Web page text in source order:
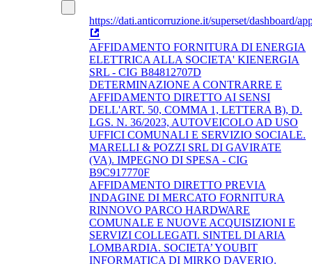
https://dati.anticorruzione.it/superset/dashboard/
AFFIDAMENTO FORNITURA DI ENERGIA
ELETTRICA ALLA SOCIETA' KIENERGIA
SRL - CIG B84812707D
DETERMINAZIONE A CONTRARRE E
AFFIDAMENTO DIRETTO AI SENSI
DELL'ART. 50, COMMA 1, LETTERA B), D.
LGS. N. 36/2023, AUTOVEICOLO AD USO
UFFICI COMUNALI E SERVIZIO SOCIALE.
MARELLI & POZZI SRL DI GAVIRATE
(VA). IMPEGNO DI SPESA - CIG
B9C917770F
AFFIDAMENTO DIRETTO PREVIA
INDAGINE DI MERCATO FORNITURA
RINNOVO PARCO HARDWARE
COMUNALE E NUOVE ACQUISIZIONI E
SERVIZI COLLEGATI. SINTEL DI ARIA
LOMBARDIA. SOCIETA’ YOUBIT
INFORMATICA DI MIRKO DAVERIO.